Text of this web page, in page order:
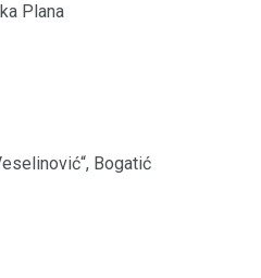
Plana
Bogatić